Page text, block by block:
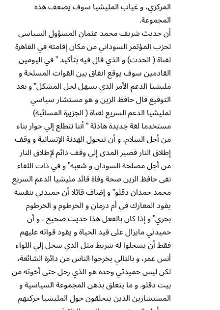
المركزي، و غياب المليشيا سوف يضعف هذه
المجموعة.
أن حديث شريف محمد عثمان المسؤول السياسي
لحزب المؤتمر السوداني من مكان إقامته في القاهرة
لقناة ( الحدث) و الذي قال فيه بتأكيد ” في اليومين
القادمين سوف يوقع اتفاق بين القوات المسلحة و
مليشيا الدعم الأمر الذي يسهل لحل المشكل” و بعد
التوقيع قال حافظ الزين و هو مستشار سياسي
لمليشيا الدعم السريع لقناة ( الجزيرة المسائية)
مستخدما لغة جديدة هادئة ” أننا نتطلع إلي حوار بناء
من أجل السلام، و أن تتحول الهدنة الإنسانية و وقف
إطلاق النار قصير المدى إلي وقف دائم لإطلاق النار
من أجل مصلحة السودان و شعبه” و في ذات اللقاء
نفى حافظ الزين صحة وفاة قائد مليشيا الدعم السريع
محمد حمدان دقلو” و إضاف قائلا أن حميدتي بنفسه
يقود المعارك في أم درمان و الخرطوم و الخرطوم
بحري” و إذا كان بالفعل هذا حديث صحيح ، و أن
حميدتي مايزال على قيد الحياة و يقود قواته عليهم
فقط أن يسجلوا له شريط مثل الذي سجل إلي اللواء
أنس عمر، و بالتالي يخرجوا الناس من دائرة الشائعة،
لكن ليس حميدتي وحده هو الذي رحل حتى أخوته من
بيت دقلو. و ما يتعلق بذهن المجموعة السياسية و
المستشارين الذين يتحلقون حول المليشيا حركتهم